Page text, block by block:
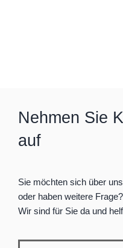
Nehmen Sie
auf
Sie möchten sich über
oder haben weitere Frage?
Wir sind für Sie da und